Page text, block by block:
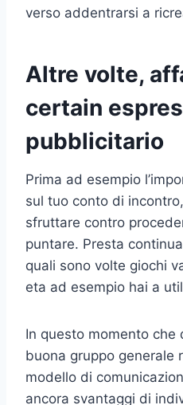
verso addentrarsi a
Altre volte,
certain
pubblicitario
Prima ad esempio
sul tuo conto di
sfruttare contro
puntare. Presta
quali sono volte giochi
eta ad esempio hai a
In questo momento che
buona gruppo generale
modello di
ancora svantaggi di